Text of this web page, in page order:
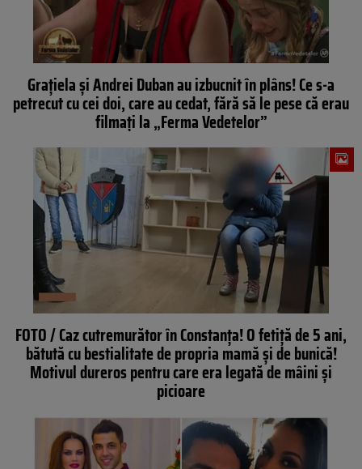
Grațiela și Andrei Duban au izbucnit în plâns! Ce s-a
petrecut cu cei doi, care au cedat, fără să le pese că erau
filmați la „Ferma Vedetelor”
FOTO / Caz cutremurător în Constanţa! O fetiţă de 5 ani,
bătută cu bestialitate de propria mamă şi de bunică!
Motivul dureros pentru care era legată de mâini şi
picioare